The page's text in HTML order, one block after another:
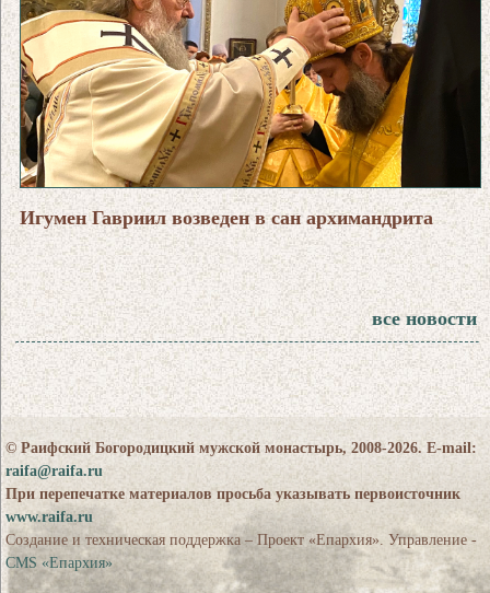
Игумен Гавриил возведен в сан архимандрита
все новости
© Раифский Богородицкий мужской монастырь, 2008-2026. E-mail:
raifa@raifa.ru
При перепечатке материалов просьба указывать первоисточник
www.raifa.ru
Создание и техническая поддержка – Проект «Епархия». Управление -
CMS «Епархия»